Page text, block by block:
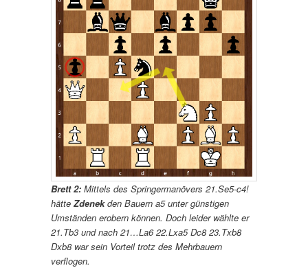
Brett 2: Mittels des Springermanövers 21.Se5-c4!
hätteZdenekden Bauern a5 unter günstigen
Umständen erobern können. Doch leider wählte er
21.Tb3 und nach 21…La6 22.Lxa5 Dc8 23.Txb8
Dxb8 war sein Vorteil trotz des Mehrbauern
verflogen.